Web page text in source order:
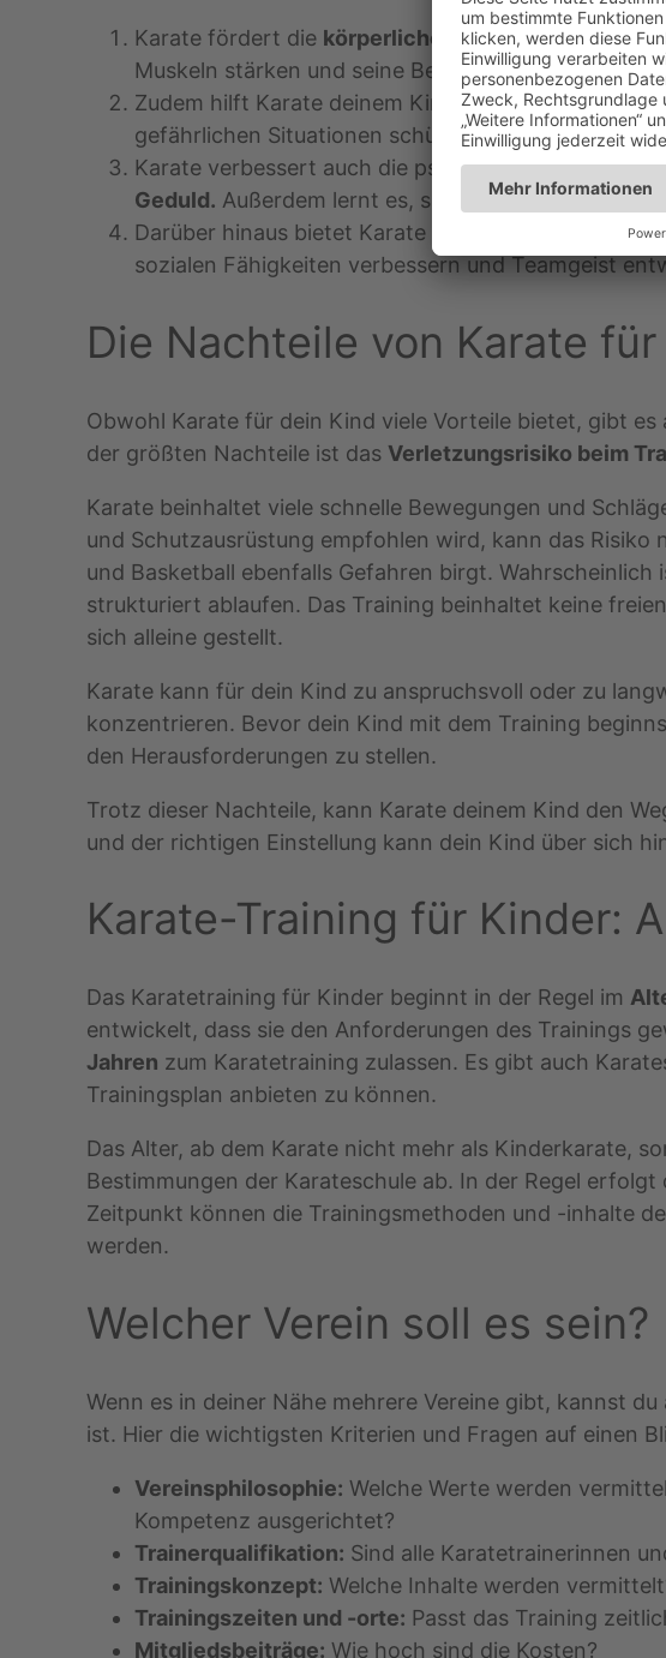
Karate fördert die körperliche Fitness und
Muskeln stärken und seine Beweglichkeit
Zudem hilft Karate deinem Kind, sein
gefährlichen Situationen schützt und wie es
Karate verbessert auch die psychische Gesundheit
Geduld. Außerdem lernt es, seine Gefühle zu
Darüber hinaus bietet Karate deinem Kind die
sozialen Fähigkeiten verbessern und Teamgeist
Die Nachteile von Karate
Obwohl Karate für dein Kind viele Vorteile bietet, gibt
der größten Nachteile ist das Verletzungsrisiko beim
Karate beinhaltet viele schnelle Bewegungen und
und Schutzausrüstung empfohlen wird, kann das
und Basketball ebenfalls Gefahren birgt.
strukturiert ablaufen. Das Training beinhaltet keine
sich alleine gestellt.
Karate kann für dein Kind zu anspruchsvoll oder zu
konzentrieren. Bevor dein Kind mit dem Training
den Herausforderungen zu stellen.
Trotz dieser Nachteile, kann Karate deinem Kind den
und der richtigen Einstellung kann dein Kind über sich
Karate-Training für Kinder:
Das Karatetraining für Kinder beginnt in der Regel im
entwickelt, dass sie den Anforderungen des Trainings
Jahren zum Karatetraining zulassen. Es gibt auch
Trainingsplan anbieten zu können.
Das Alter, ab dem Karate nicht mehr als Kinderkarate,
Bestimmungen der Karateschule ab. In der Regel
Zeitpunkt können die Trainingsmethoden und -inhalte
werden.
Welcher Verein soll es sein?
Wenn es in deiner Nähe mehrere Vereine gibt, kannst
ist. Hier die wichtigsten Kriterien und Fragen auf einen
Vereinsphilosophie: Welche Werte werden
Kompetenz ausgerichtet?
Trainerqualifikation: Sind alle Karatetrainerinnen
Trainingskonzept: Welche Inhalte werden
Trainingszeiten und -orte: Passt das Training
Mitgliedsbeiträge: Wie hoch sind die Kosten?